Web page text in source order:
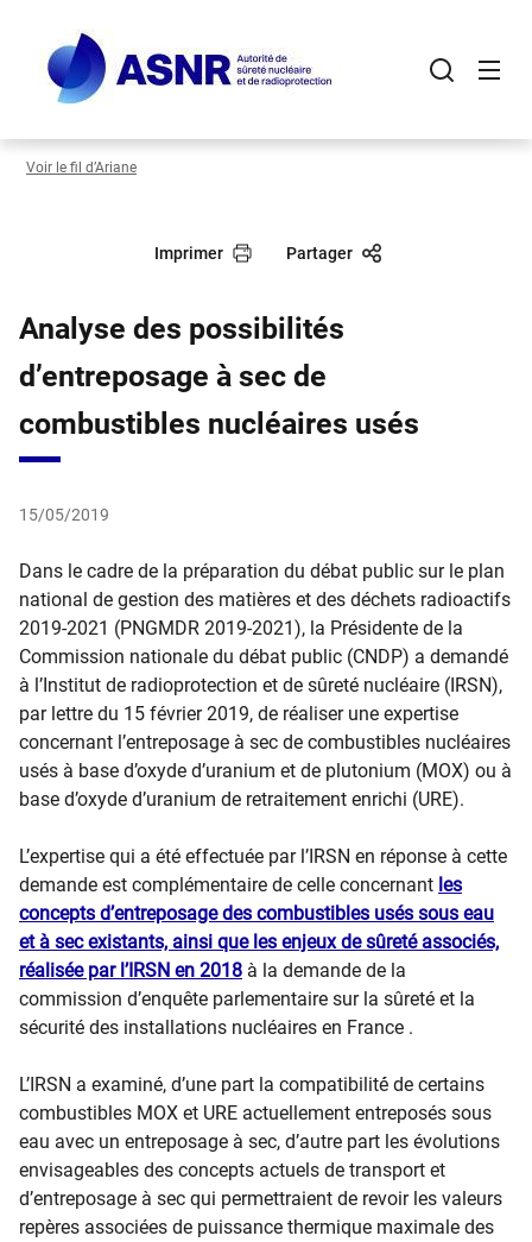
contenu
principal
Voir le fil d’Ariane
Imprimer Partager
Analyse des possibilités
d’entreposage à sec de
combustibles nucléaires usés
15/05/2019
Dans le cadre de la préparation du débat public sur le plan
national de gestion des matières et des déchets radioactifs
2019-2021 (PNGMDR 2019-2021), la Présidente de la
Commission nationale du débat public (CNDP) a demandé
à l’Institut de radioprotection et de sûreté nucléaire (IRSN),
par lettre du 15 février 2019, de réaliser une expertise
concernant l’entreposage à sec de combustibles nucléaires
usés à base d’oxyde d’uranium et de plutonium (MOX) ou à
base d’oxyde d’uranium de retraitement enrichi (URE).
L’expertise qui a été effectuée par l’IRSN en réponse à cette
demande est complémentaire de celle concernant les
concepts d’entreposage des combustibles usés sous eau
et à sec existants, ainsi que les enjeux de sûreté associés,
réalisée par l’IRSN en 2018 à la demande de la
commission d’enquête parlementaire sur la sûreté et la
sécurité des installations nucléaires en France .
L’IRSN a examiné, d’une part la compatibilité́ de certains
combustibles MOX et URE actuellement entreposés sous
eau avec un entreposage à sec, d’autre part les évolutions
envisageables des concepts actuels de transport et
d’entreposage à sec qui permettraient de revoir les valeurs
repères associées de puissance thermique maximale des